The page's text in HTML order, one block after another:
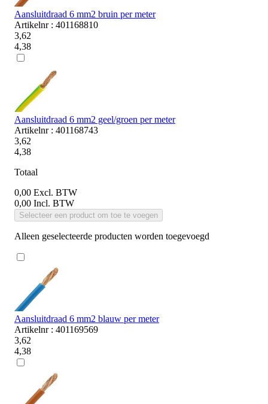
Aansluitdraad 6 mm2 bruin per meter
Artikelnr : 401168810
3,62
4,38
Aansluitdraad 6 mm2 geel/groen per meter
Artikelnr : 401168743
3,62
4,38
Totaal
0,00 Excl. BTW
0,00 Incl. BTW
Selecteer een product om toe te voegen
Alleen geselecteerde producten worden toegevoegd
Aansluitdraad 6 mm2 blauw per meter
Artikelnr : 401169569
3,62
4,38